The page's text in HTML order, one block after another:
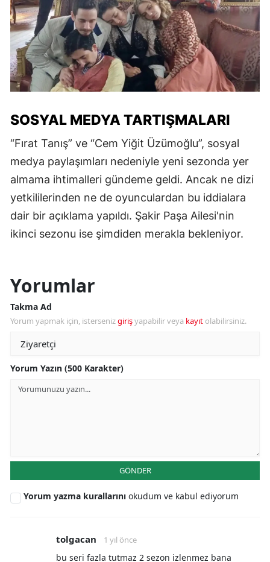
SOSYAL MEDYA TARTIŞMALARI
“Fırat Tanış” ve “Cem Yiğit Üzümoğlu”, sosyal
medya paylaşımları nedeniyle yeni sezonda yer
almama ihtimalleri gündeme geldi. Ancak ne dizi
yetkililerinden ne de oyunculardan bu iddialara
dair bir açıklama yapıldı. Şakir Paşa Ailesi'nin
ikinci sezonu ise şimdiden merakla bekleniyor.
Yorumlar
Takma Ad
Yorum yapmak için, istersenizgirişyapabilir veya kayıt olabilirsiniz.
Yorum Yazın (500 Karakter)
GÖNDER
Yorum yazma kurallarını okudum ve kabul ediyorum
tolgacan 1 yıl önce
bu seri fazla tutmaz 2 sezon izlenmez bana